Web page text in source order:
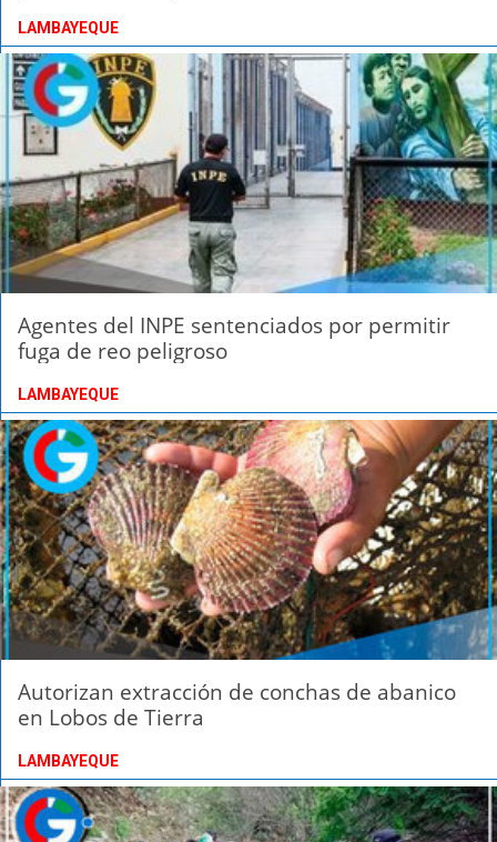
LAMBAYEQUE
Agentes del INPE sentenciados por permitir
fuga de reo peligroso
LAMBAYEQUE
Autorizan extracción de conchas de abanico
en Lobos de Tierra
LAMBAYEQUE